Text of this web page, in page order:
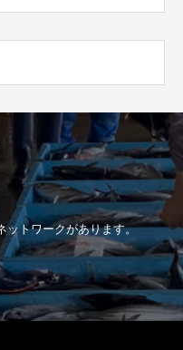
ットワークがあります。